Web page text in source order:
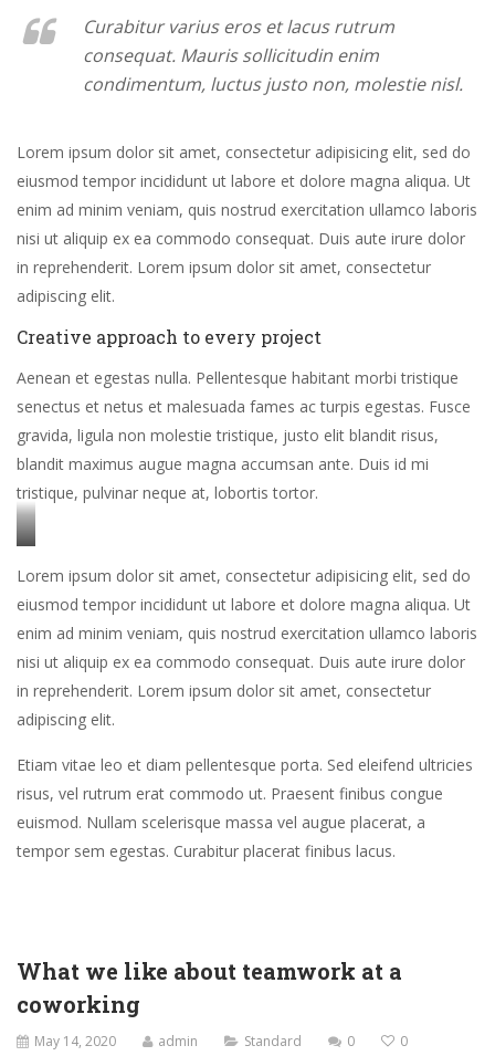
Curabitur varius eros et lacus rutrum
consequat. Mauris sollicitudin enim
condimentum, luctus justo non, molestie nisl.
Lorem ipsum dolor sit amet, consectetur adipisicing elit, sed do
eiusmod tempor incididunt ut labore et dolore magna aliqua. Ut
enim ad minim veniam, quis nostrud exercitation ullamco laboris
nisi ut aliquip ex ea commodo consequat. Duis aute irure dolor
in reprehenderit. Lorem ipsum dolor sit amet, consectetur
adipiscing elit.
Creative approach to every project
Aenean et egestas nulla. Pellentesque habitant morbi tristique
senectus et netus et malesuada fames ac turpis egestas. Fusce
gravida, ligula non molestie tristique, justo elit blandit risus,
blandit maximus augue magna accumsan ante. Duis id mi
tristique, pulvinar neque at, lobortis tortor.
Stet
clita
kasd
gubergren,
no
sea
sanctus
Lorem ipsum dolor sit amet, consectetur adipisicing elit, sed do
eiusmod tempor incididunt ut labore et dolore magna aliqua. Ut
enim ad minim veniam, quis nostrud exercitation ullamco laboris
nisi ut aliquip ex ea commodo consequat. Duis aute irure dolor
in reprehenderit. Lorem ipsum dolor sit amet, consectetur
adipiscing elit.
Etiam vitae leo et diam pellentesque porta. Sed eleifend ultricies
risus, vel rutrum erat commodo ut. Praesent finibus congue
euismod. Nullam scelerisque massa vel augue placerat, a
tempor sem egestas. Curabitur placerat finibus lacus.
What we like about teamwork at a
coworking
May 14, 2020 admin Standard 0 0